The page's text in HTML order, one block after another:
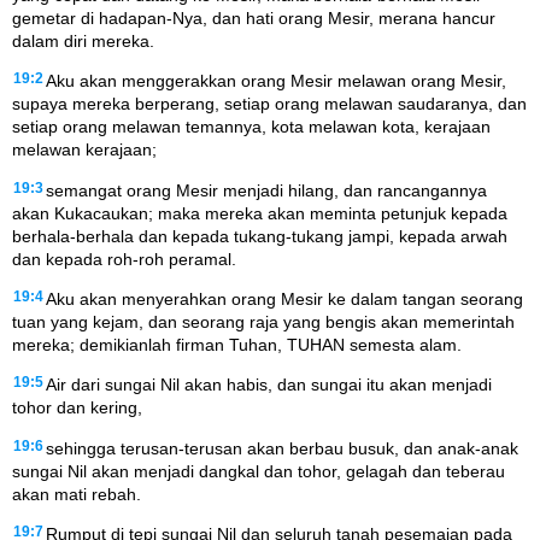
gemetar di hadapan-Nya, dan hati orang Mesir, merana hancur
dalam diri mereka.
19:2 Aku akan menggerakkan orang Mesir melawan orang Mesir,
supaya mereka berperang, setiap orang melawan saudaranya, dan
setiap orang melawan temannya, kota melawan kota, kerajaan
melawan kerajaan;
19:3semangat orang Mesir menjadi hilang, dan rancangannya
akan Kukacaukan; maka mereka akan meminta petunjuk kepada
berhala-berhala dan kepada tukang-tukang jampi, kepada arwah
dan kepada roh-roh peramal.
19:4Aku akan menyerahkan orang Mesir ke dalam tangan seorang
tuan yang kejam, dan seorang raja yang bengis akan memerintah
mereka; demikianlah firman Tuhan, TUHAN semesta alam.
19:5Air dari sungai Nil akan habis, dan sungai itu akan menjadi
tohor dan kering,
19:6sehingga terusan-terusan akan berbau busuk, dan anak-anak
sungai Nil akan menjadi dangkal dan tohor, gelagah dan teberau
akan mati rebah.
19:7 Rumput di tepi sungai Nil dan seluruh tanah pesemaian pada